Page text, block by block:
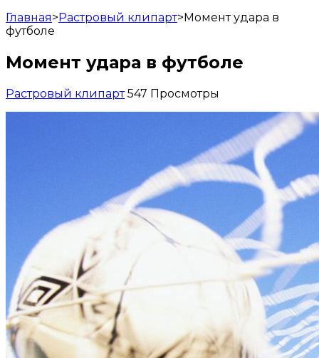
Главная>Растровый клипарт>Момент удара в
футболе
Момент удара в футболе
Растровый клипарт 547 Просмотры